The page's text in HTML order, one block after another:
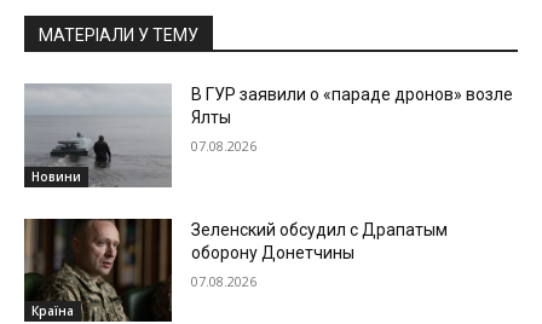
МАТЕРІАЛИ У ТЕМУ
Новини
В ГУР заявили о «параде дронов» возле
Ялты
07.08.2026
Країна
Зеленский обсудил с Драпатым
оборону Донетчины
07.08.2026